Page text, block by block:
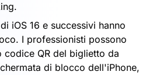
iOS 16 e successivi hanno
I professionisti possono
QR del biglietto da
di blocco dell'iPhone,